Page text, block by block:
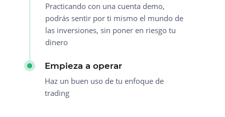
Practicando con una cuenta demo,
podrás sentir por ti mismo el mundo de
las inversiones, sin poner en riesgo tu
dinero
Empieza a operar
Haz un buen uso de tu enfoque de
trading